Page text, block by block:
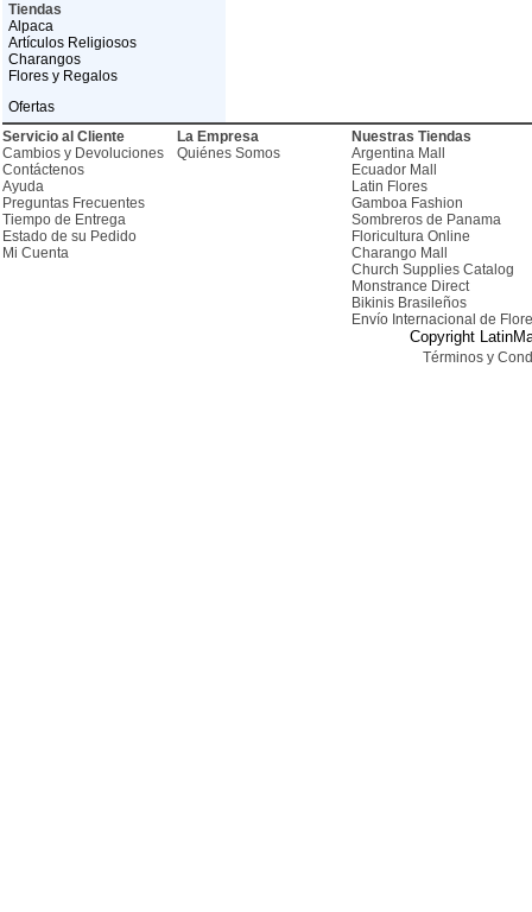
Tiendas
Alpaca
Artículos Religiosos
Charangos
Flores y Regalos
Ofertas
Servicio al Cliente
Cambios y Devoluciones
Contáctenos
Ayuda
Preguntas Frecuentes
Tiempo de Entrega
Estado de su Pedido
Mi Cuenta
La Empresa
Quiénes Somos
Nuestras Tiendas
Argentina Mall
Ecuador Mall
Latin Flores
Gamboa Fashion
Sombreros de Panama
Floricultura Online
Charango Mall
Church Supplies Catalog
Monstrance Direct
Bikinis Brasileños
Envío Internacional de
Copyright
Términos y